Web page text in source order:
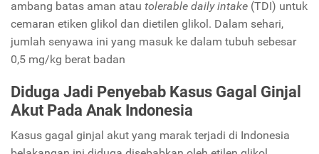
ambang batas aman atau tolerable daily intake (TDI) untuk
cemaran etiken glikol dan dietilen glikol. Dalam sehari,
jumlah senyawa ini yang masuk ke dalam tubuh sebesar
0,5 mg/kg berat badan
Diduga Jadi Penyebab Kasus Gagal Ginjal
Akut Pada Anak Indonesia
Kasus gagal ginjal akut yang marak terjadi di Indonesia